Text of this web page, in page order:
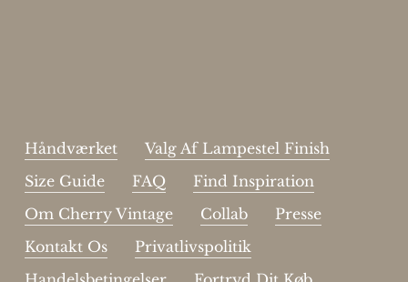
Håndværket
Valg Af Lampestel Finish
Size Guide
FAQ
Find Inspiration
Om Cherry Vintage
Collab
Presse
Kontakt Os
Privatlivspolitik